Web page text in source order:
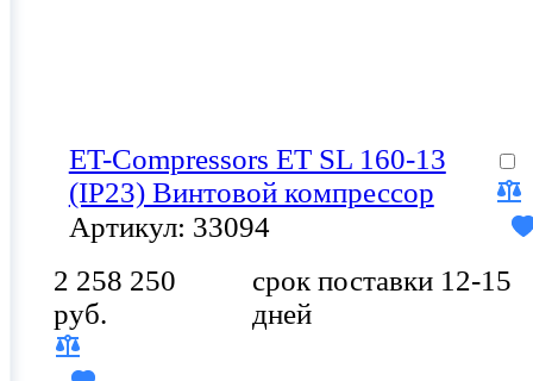
ET-Compressors ET SL 160-13
(IP23) Винтовой компрессор
Артикул: 33094
2 258 250
руб.
срок поставки 12-15
дней